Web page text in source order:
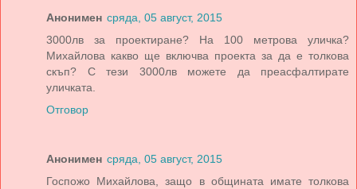
Анонимен сряда, 05 август, 2015
3000лв за проектиране? На 100 метрова уличка?
Михайлова какво ще включва проекта за да е толкова
скъп? С тези 3000лв можете да преасфалтирате
уличката.
Отговор
Анонимен сряда, 05 август, 2015
Госпожо Михайлова, защо в общината имате толкова